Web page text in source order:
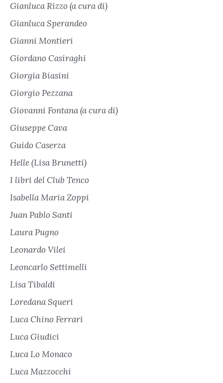
Gianluca Rizzo (a cura di)
Gianluca Sperandeo
Gianni Montieri
Giordano Casiraghi
Giorgia Biasini
Giorgio Pezzana
Giovanni Fontana (a cura di)
Giuseppe Cava
Guido Caserza
Helle (Lisa Brunetti)
I libri del Club Tenco
Isabella Maria Zoppi
Juan Pablo Santi
Laura Pugno
Leonardo Vilei
Leoncarlo Settimelli
Lisa Tibaldi
Loredana Squeri
Luca Chino Ferrari
Luca Giudici
Luca Lo Monaco
Luca Mazzocchi